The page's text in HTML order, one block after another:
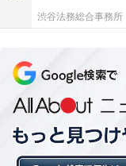
渋谷法務総合事務所